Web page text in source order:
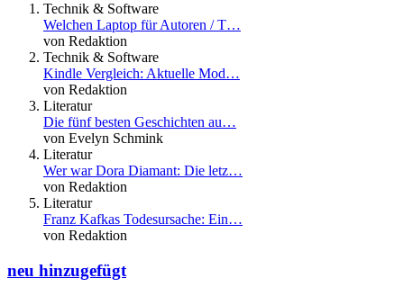
Technik & Software
Welchen Laptop für Autoren / T…
von Redaktion
Technik & Software
Kindle Vergleich: Aktuelle Mod…
von Redaktion
Literatur
Die fünf besten Geschichten au…
von Evelyn Schmink
Literatur
Wer war Dora Diamant: Die letz…
von Redaktion
Literatur
Franz Kafkas Todesursache: Ein…
von Redaktion
neu hinzugefügt